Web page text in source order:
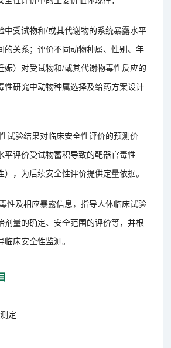
中受试物和/或其代谢物的系统暴露水平
的关系；评价不同动物种属、性别、年
娠）对受试物和/或其代谢物毒性反应的
性研究中动物种属选择及给药方案设计
试验结果对临床安全性评价的预测价
平评价受试物蓄积导致的靶器官毒性
），为后续安全性评价提供定量依据。
性及相应暴露信息，指导人体临床试验
剂量的确定、安全范围的评价等，并根
床安全性监测。
定